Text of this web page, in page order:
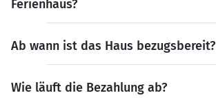
Ferienhaus?
Ab wann ist das Haus bezugsbereit?
Wie läuft die Bezahlung ab?